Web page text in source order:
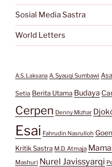
Sosial Media Sastra
World Letters
A.S. Laksana A. Syauqi Sumbawi
Setia Berita Utama Budaya
Cerpen Denny Mizhar
Esai Fahrudin Nasrulloh
Kritik Sastra M.D. Atmaja
Mashuri Nurel Javissyarqi